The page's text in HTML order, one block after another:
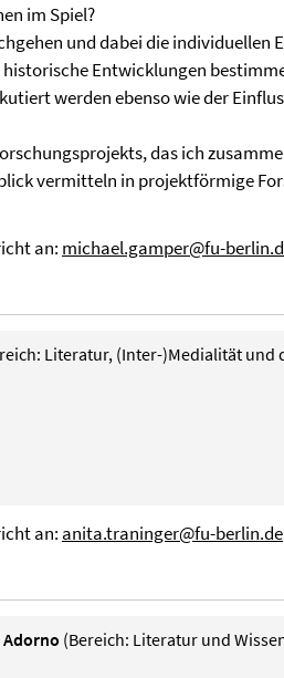
im Spiel?
und dabei die
Entwicklungen
werden ebenso wie der
das ich
vermitteln in projektförmige
an: michael.gamper@fu-
Literatur, (Inter-)Medialität und
an: anita.traninger@fu-berlin.de
Adorno (Bereich: Literatur und